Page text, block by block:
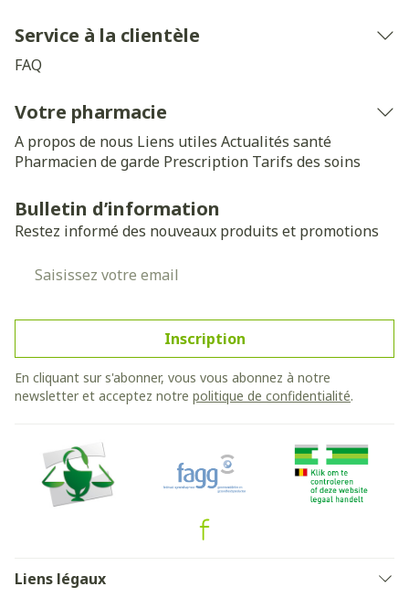
Service à la clientèle
FAQ
Votre pharmacie
A propos de nous Liens utiles Actualités santé
Pharmacien de garde Prescription Tarifs des soins
Bulletin d’information
Restez informé des nouveaux produits et promotions
Inscription
En cliquant sur s'abonner, vous vous abonnez à notre
newsletter et acceptez notre politique de confidentialité.
Liens légaux